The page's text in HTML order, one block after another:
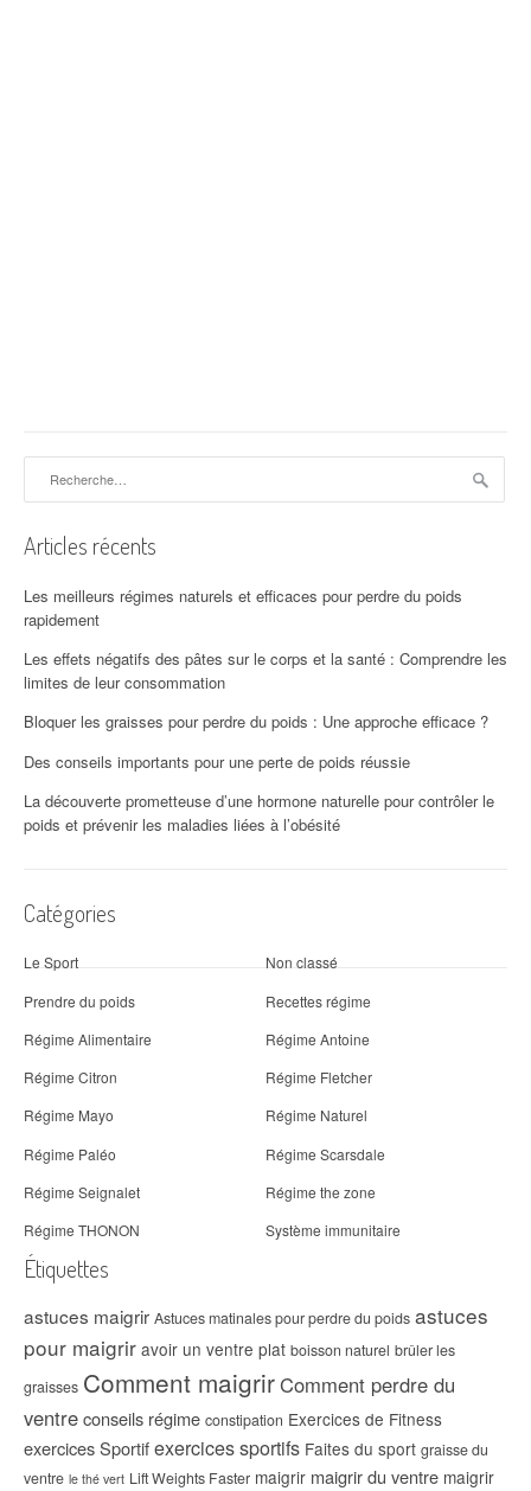
Articles récents
Les meilleurs régimes naturels et efficaces pour perdre du poids
rapidement
Les effets négatifs des pâtes sur le corps et la santé : Comprendre les
limites de leur consommation
Bloquer les graisses pour perdre du poids : Une approche efficace ?
Des conseils importants pour une perte de poids réussie
La découverte prometteuse d’une hormone naturelle pour contrôler le
poids et prévenir les maladies liées à l’obésité
Catégories
Le Sport
Non classé
Prendre du poids
Recettes régime
Régime Alimentaire
Régime Antoine
Régime Citron
Régime Fletcher
Régime Mayo
Régime Naturel
Régime Paléo
Régime Scarsdale
Régime Seignalet
Régime the zone
Régime THONON
Système immunitaire
Étiquettes
astuces maigrir Astuces matinales pour perdre du poids astuces
pour maigrir avoir un ventre plat boisson naturel brûler les
graisses Comment maigrirComment perdre du
ventreconseils régime constipation Exercices de Fitness
exercices Sportifexercices sportifs Faites du sport graisse du
ventre le thé vert Lift Weights Faster maigrir maigrir du ventre maigrir